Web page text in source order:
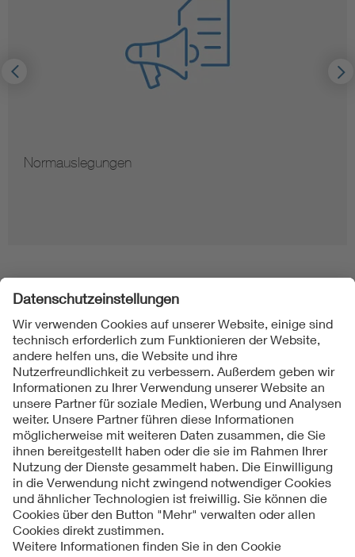
Normauslegungen
Folgen Sie uns
Kontakt
Impressum
Datenschutzinformationen